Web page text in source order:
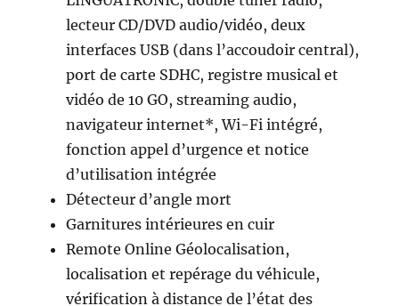
lecteur CD/DVD audio/vidéo, deux
interfaces USB (dans l’accoudoir central),
port de carte SDHC, registre musical et
vidéo de 10 GO, streaming audio,
navigateur internet*, Wi-Fi intégré,
fonction appel d’urgence et notice
d’utilisation intégrée
Détecteur d’angle mort
Garnitures intérieures en cuir
Remote Online Géolocalisation,
localisation et repérage du véhicule,
vérification à distance de l’état des